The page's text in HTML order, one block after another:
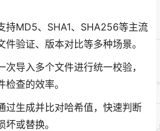
持MD5、SHA1、SHA256等主流
验证、版本对比等多种场景。
导入多个文件进行统一校验，
查的效率。
过生成并比对哈希值，快速判断
或替换。